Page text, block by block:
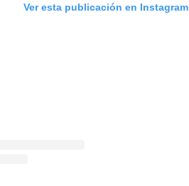
Ver esta publicación en Instagram